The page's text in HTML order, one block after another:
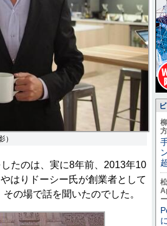
）
たのは、実に8年前、2013年10
はりドーシー氏が創業者として
の場で話を聞いたのでした。